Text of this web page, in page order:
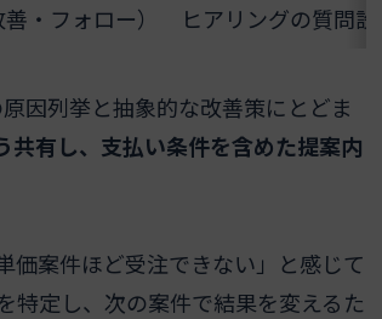
・フォロー）
ヒアリングの質問
因列挙と抽象的な改善策にとどま
有し、支払い条件を含めた提案内
価案件ほど受注できない」と感じて
特定し、次の案件で結果を変えるた